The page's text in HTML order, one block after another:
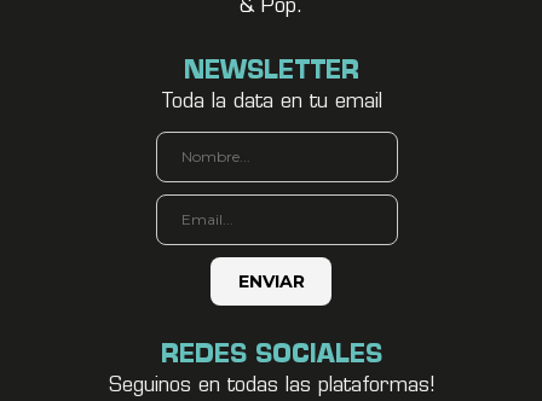
& Pop.
NEWSLETTER
Toda la data en tu email
REDES SOCIALES
Seguinos en todas las plataformas!